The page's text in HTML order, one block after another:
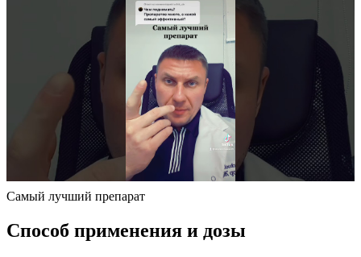
Самый лучший препарат
Способ применения и дозы